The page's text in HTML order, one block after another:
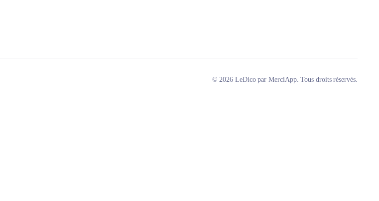
© 2026 LeDico par MerciApp. Tous droits réservés.